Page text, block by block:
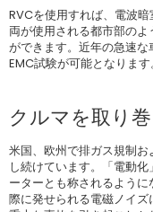
RVCを使用すれば、電波
両が使用される都市部の
ができます。近年の急速
EMC試験が可能となります。
クルマを取り
米国、欧州で排ガス規制
し続けています。「電動
ーターとも称されるよう
際に発せられる電磁ノイ